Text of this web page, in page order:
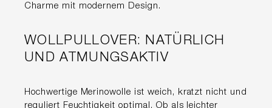
Charme mit modernem Design.
WOLLPULLOVER: NATÜRLICH
UND ATMUNGSAKTIV
Hochwertige Merinowolle ist weich, kratzt nicht und
reguliert Feuchtigkeit optimal. Ob als leichter